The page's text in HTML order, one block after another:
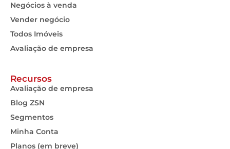
Negócios à venda
Vender negócio
Todos Imóveis
Avaliação de empresa
Recursos
Avaliação de empresa
Blog ZSN
Segmentos
Minha Conta
Planos (em breve)